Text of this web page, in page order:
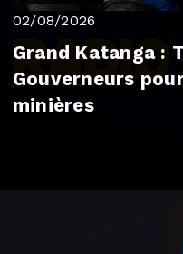
02/08/2026
Grand Katanga :
Gouverneurs
minières